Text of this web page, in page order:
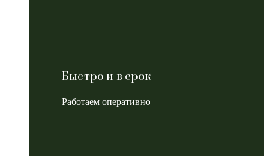
Быстро и в срок
Работаем оперативно